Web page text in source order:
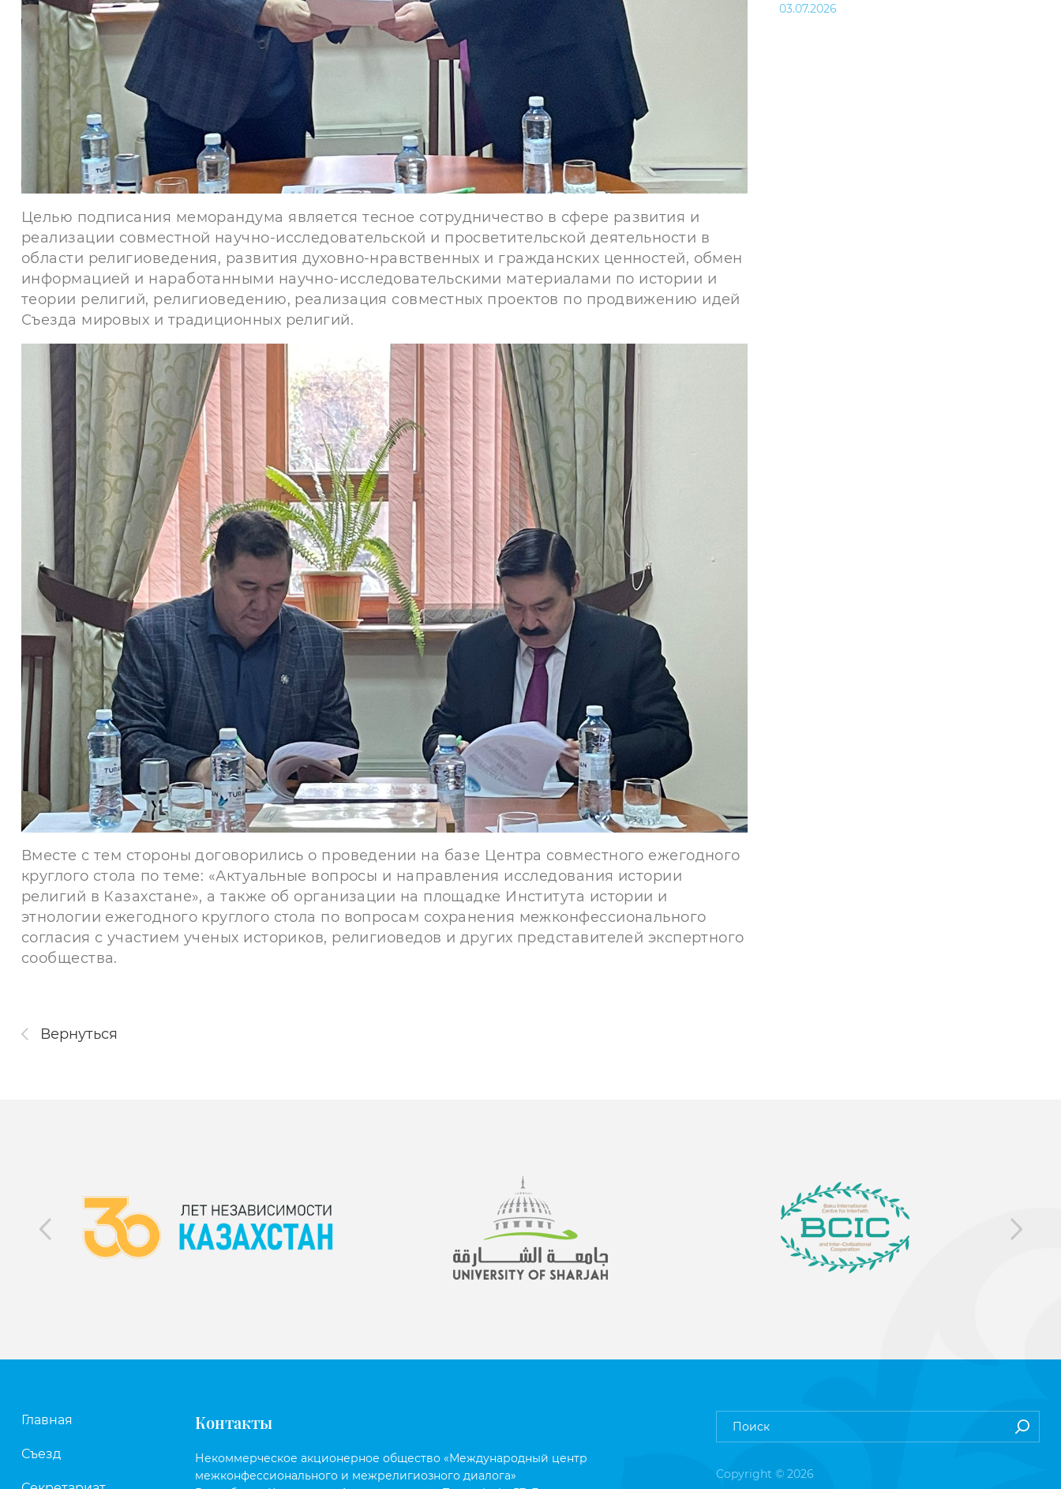
Целью подписания меморандума является тесное сотрудничество в сфере развития и
реализации совместной научно-исследовательской и просветительской деятельности в
области религиоведения, развития духовно-нравственных и гражданских ценностей, обмен
информацией и наработанными научно-исследовательскими материалами по истории и
теории религий, религиоведению, реализация совместных проектов по продвижению идей
Съезда мировых и традиционных религий.
Вместе с тем стороны договорились о проведении на базе Центра совместного ежегодного
круглого стола по теме: «Актуальные вопросы и направления исследования истории
религий в Казахстане», а также об организации на площадке Института истории и
этнологии ежегодного круглого стола по вопросам сохранения межконфессионального
согласия с участием ученых историков, религиоведов и других представителей экспертного
сообщества.
Вернуться
03.07.2026
Главная
Съезд
Контакты
Некоммерческое акционерное общество «Международный центр
межконфессионального и межрелигиозного диалога»
Copyright © 2026